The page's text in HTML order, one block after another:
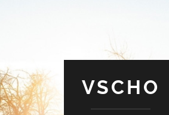
VSCHO